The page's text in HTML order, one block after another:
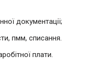
документації;
пмм, списання.
плати.